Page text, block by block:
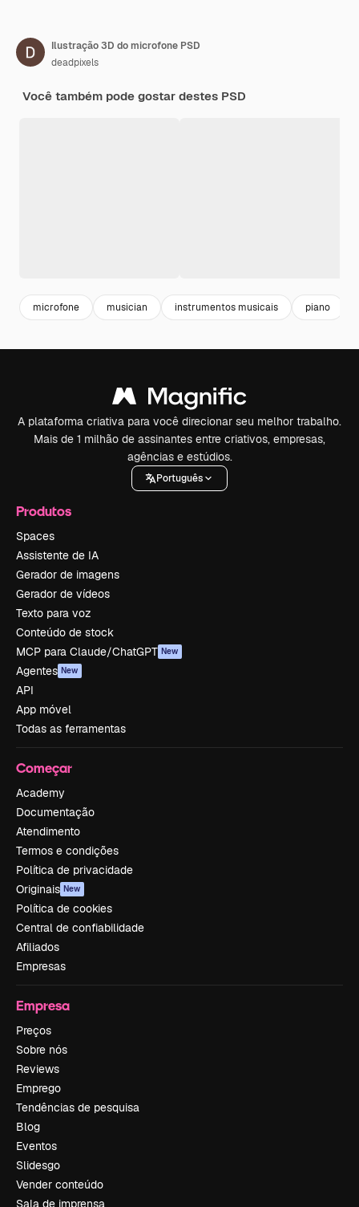
Ilustração 3D do microfone PSD
deadpixels
Você também pode gostar destes PSD
microfone musician instrumentos musicais piano
A plataforma criativa para você direcionar seu melhor trabalho.
Mais de 1 milhão de assinantes entre criativos, empresas,
agências e estúdios.
Português
Produtos
Spaces
Assistente de IA
Gerador de imagens
Gerador de vídeos
Texto para voz
Conteúdo de stock
MCP para Claude/ChatGPT New
Agentes New
API
App móvel
Todas as ferramentas
Começar
Academy
Documentação
Atendimento
Termos e condições
Política de privacidade
Originais New
Política de cookies
Central de confiabilidade
Afiliados
Empresas
Empresa
Preços
Sobre nós
Reviews
Emprego
Tendências de pesquisa
Blog
Eventos
Slidesgo
Vender conteúdo
Sala de imprensa